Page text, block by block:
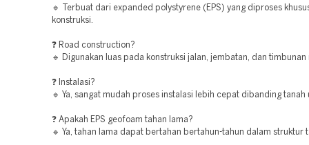
🔹 Terbuat dari expanded polystyrene (EPS) yang diproses
konstruksi.
❓ Road construction?
🔹 Digunakan luas pada konstruksi jalan, jembatan, dan timbunan
❓ Instalasi?
🔹 Ya, sangat mudah proses instalasi lebih cepat dibanding tanah
❓ Apakah EPS geofoam tahan lama?
🔹 Ya, tahan lama dapat bertahan bertahun-tahun dalam struktur